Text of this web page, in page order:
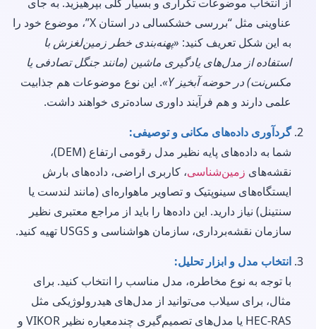
عناوینی مثل “بررسی خشکسالی در استان X”، موضوع خود را
به این شکل تعریف کنید: «پهنه‌بندی خطر زمین‌لغزش با
استفاده از مدل‌های یادگیری ماشین (مانند جنگل تصادفی یا
مکس‌نت) در حوضه آبخیز Y»
. این نوع موضوعات هم جذابیت
علمی دارند و هم فرآیند داوری ساده‌تری خواهند داشت.
گردآوری داده‌های مکانی و توصیفی:
شما به داده‌های پایه نظیر مدل رقومی ارتفاع (DEM)،
نقشه‌های زمین‌شناسی، کاربری اراضی، داده‌های بارش
ایستگاه‌های سینوپتیک و تصاویر ماهواره‌ای (مانند لندست یا
سنتینل) نیاز دارید. این داده‌ها را باید از مراجع معتبری نظیر
سازمان نقشه‌برداری، سازمان هواشناسی و USGS تهیه کنید.
انتخاب مدل و ابزار تحلیل:
با توجه به نوع مخاطره، مدل مناسب را انتخاب کنید. برای
مثال، برای سیلاب می‌توانید از مدل‌های هیدرولوژیکی مثل
HEC-RAS یا مدل‌های تصمیم‌گیری چندمعیاره نظیر VIKOR و